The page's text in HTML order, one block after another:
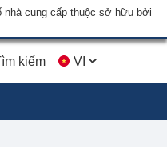
nhà cung cấp thuộc sở hữu bởi
kiếm VI